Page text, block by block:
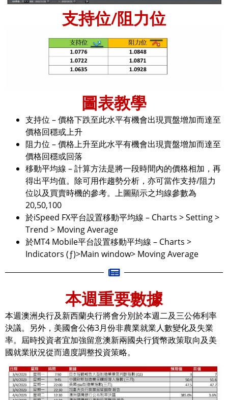
支持位/阻力位
圖表教學
支持位 – 價格下跌至此水平有機會出現買盤增加而達至
價格回穩或上升
阻力位 – 價格上升至此水平有機會出現賣盤增加而達至
價格回穩或回落
移動平均線 – 計算方法是將一段時間內的價格相加，再
得出平均值。除可用作趨勢分析，亦可當作支持/阻力
位以及買賣時機的參考。上圖顯示之均線參數為
20,50,100
於iSpeed FX平台設置移動平均線 – Charts > Setting >
Trend > Moving Average
於MT4 Mobile平台設置移動平均線 – Charts >
Indicators (ƒ)>Main window> Moving Average
本週重要數據
本週澳洲央行及新西蘭央行將會分別於本週二及三公佈利率
決議。另外，美國會公佈3月份非農業就業人數變化及失業
率。屆時投資者宜加強留意澳新兩國央行貨幣政策取向及美
國就業狀況從而適度調整投資策略。